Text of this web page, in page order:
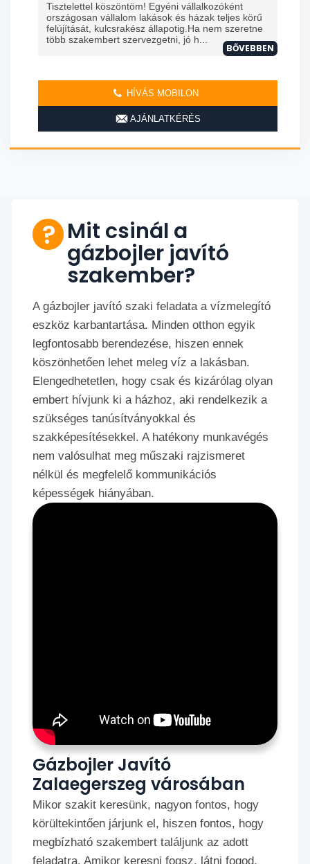
Tisztelettel köszöntöm! Egyéni vállalkozóként
országosan vállalom lakások és házak teljes körű
felújítását, kulcsrakész állapotig.Ha nem szeretne
több szakembert szervezgetni, jó h...
BŐVEBBEN
HÍVÁS MOBILON
AJÁNLATKÉRÉS
Mit csinál a
gázbojler javító
szakember?
A gázbojler javító szaki feladata a vízmelegító
eszköz karbantartása. Minden otthon egyik
legfontosabb berendezése, hiszen ennek
köszönhetően lehet meleg víz a lakásban.
Elengedhetetlen, hogy csak és kizárólag olyan
embert hívjunk ki a házhoz, aki rendelkezik a
szükséges tanúsítványokkal és
szakképesítésekkel. A hatékony munkavégés
nem valósulhat meg műszaki rajzismeret
nélkül és megfelelő kommunikációs
képességek hiányában.
Gázbojler Javító
Zalaegerszeg városában
Mikor szakit keresünk, nagyon fontos, hogy
körültekintően járjunk el, hiszen fontos, hogy
megbízható szakembert találjunk az adott
feladatra. Amikor keresni fogsz, látni fogod,